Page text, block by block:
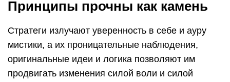
Принципы прочны как камень
Стратеги излучают уверенность в себе и ауру
мистики, а их проницательные наблюдения,
оригинальные идеи и логика позволяют им
продвигать изменения силой воли и силой